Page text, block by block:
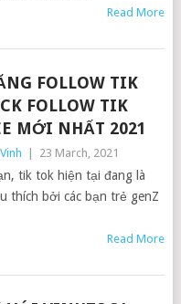
Read More
FOLLOW TIK
FOLLOW TIK
MỚI NHẤT 2021
23 March, 2021
tik tok hiện tại đang là
thích bởi các bạn trẻ genZ
Read More